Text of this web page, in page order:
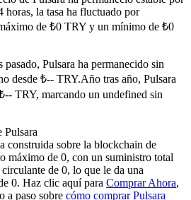
horas, la tasa ha fluctuado por
de ₺0 TRY y un mínimo de ₺0
Pulsara ha permanecido sin
desde ₺-- TRY.Año tras año, Pulsara
TRY, marcando un undefined sin
Pulsara
construida sobre la blockchain de
máximo de 0, con un suministro total
de 0, lo que le da una
0. Haz clic aquí para Comprar Ahora,
a paso sobre cómo comprar Pulsara